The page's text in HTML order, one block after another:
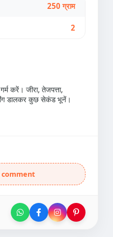
250 ग्राम
2
करें। जीरा, तेजपत्ता,
डालकर कुछ सेकंड भूनें।